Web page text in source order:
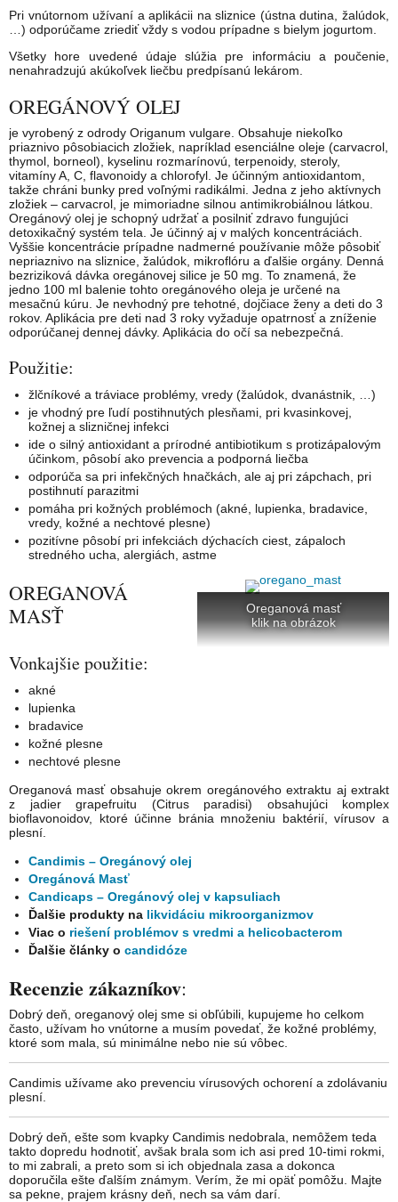
Pri vnútornom užívaní a aplikácii na sliznice (ústna dutina, žalúdok,
…) odporúčame zriediť vždy s vodou prípadne s bielym jogurtom.
Všetky hore uvedené údaje slúžia pre informáciu a poučenie,
nenahradzujú akúkoľvek liečbu predpísanú lekárom.
OREGÁNOVÝ OLEJ
je vyrobený z odrody Origanum vulgare. Obsahuje niekoľko
priaznivo pôsobiacich zložiek, napríklad esenciálne oleje (carvacrol,
thymol, borneol), kyselinu rozmarínovú, terpenoidy, steroly,
vitamíny A, C, flavonoidy a chlorofyl. Je účinným antioxidantom,
takže chráni bunky pred voľnými radikálmi. Jedna z jeho aktívnych
zložiek – carvacrol, je mimoriadne silnou antimikrobiálnou látkou.
Oregánový olej je schopný udržať a posilniť zdravo fungujúci
detoxikačný systém tela. Je účinný aj v malých koncentráciách.
Vyššie koncentrácie prípadne nadmerné používanie môže pôsobiť
nepriaznivo na sliznice, žalúdok, mikroflóru a ďalšie orgány. Denná
bezriziková dávka oregánovej silice je 50 mg. To znamená, že
jedno 100 ml balenie tohto oregánového oleja je určené na
mesačnú kúru. Je nevhodný pre tehotné, dojčiace ženy a deti do 3
rokov. Aplikácia pre deti nad 3 roky vyžaduje opatrnosť a zníženie
odporúčanej dennej dávky. Aplikácia do očí sa nebezpečná.
Použitie:
žlčníkové a tráviace problémy, vredy (žalúdok, dvanástnik, …)
je vhodný pre ľudí postihnutých plesňami, pri kvasinkovej,
kožnej a slizničnej infekci
ide o silný antioxidant a prírodné antibiotikum s protizápalovým
účinkom, pôsobí ako prevencia a podporná liečba
odporúča sa pri infekčných hnačkách, ale aj pri zápchach, pri
postihnutí parazitmi
pomáha pri kožných problémoch (akné, lupienka, bradavice,
vredy, kožné a nechtové plesne)
pozitívne pôsobí pri infekciách dýchacích ciest, zápaloch
stredného ucha, alergiách, astme
Oreganová masť
klik na obrázok
OREGANOVÁ
MASŤ
Vonkajšie použitie:
akné
lupienka
bradavice
kožné plesne
nechtové plesne
Oreganová masť obsahuje okrem oregánového extraktu aj extrakt
z jadier grapefruitu (Citrus paradisi) obsahujúci komplex
bioflavonoidov, ktoré účinne bránia množeniu baktérií, vírusov a
plesní.
Candimis – Oregánový olej
Oregánová Masť
Candicaps – Oregánový olej v kapsuliach
Ďalšie produkty na likvidáciu mikroorganizmov
Viac o riešení problémov s vredmi a helicobacterom
Ďalšie články ocandidóze
Recenzie zákazníkov:
Dobrý deň, oreganový olej sme si obľúbili, kupujeme ho celkom
často, užívam ho vnútorne a musím povedať, že kožné problémy,
ktoré som mala, sú minimálne nebo nie sú vôbec.
Candimis užívame ako prevenciu vírusových ochorení a zdolávaniu
plesní.
Dobrý deň, ešte som kvapky Candimis nedobrala, nemôžem teda
takto dopredu hodnotiť, avšak brala som ich asi pred 10-timi rokmi,
to mi zabrali, a preto som si ich objednala zasa a dokonca
doporučila ešte ďalším známym. Verím, že mi opäť pomôžu. Majte
sa pekne, prajem krásny deň, nech sa vám darí.